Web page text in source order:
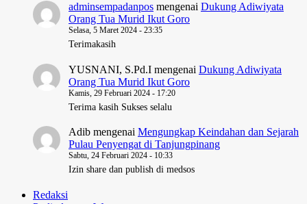
adminsempadanpos mengenai Dukung Adiwiyata
Orang Tua Murid Ikut Goro
Selasa, 5 Maret 2024 - 23:35
Terimakasih
YUSNANI, S.Pd.I mengenai Dukung Adiwiyata
Orang Tua Murid Ikut Goro
Kamis, 29 Februari 2024 - 17:20
Terima kasih Sukses selalu
Adib mengenai Mengungkap Keindahan dan Sejarah
Pulau Penyengat di Tanjungpinang
Sabtu, 24 Februari 2024 - 10:33
Izin share dan publish di medsos
Redaksi